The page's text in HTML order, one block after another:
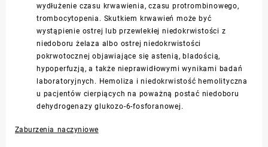
wydłużenie czasu krwawienia, czasu protrombinowego,
trombocytopenia. Skutkiem krwawień może być
wystąpienie ostrej lub przewlekłej niedokrwistości z
niedoboru żelaza albo ostrej niedokrwistości
pokrwotocznej objawiające się astenią, bladością,
hypoperfuzją, a także nieprawidłowymi wynikami badań
laboratoryjnych. Hemoliza i niedokrwistość hemolityczna
u pacjentów cierpiących na poważną postać niedoboru
dehydrogenazy glukozo-6-fosforanowej.
Zaburzenia naczyniowe